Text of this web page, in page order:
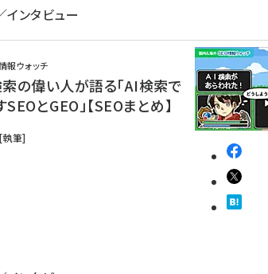
インタビュー
報ウォッチ
の偉い人が語る「AI検索で
とGEO」【SEOまとめ】
[執筆]